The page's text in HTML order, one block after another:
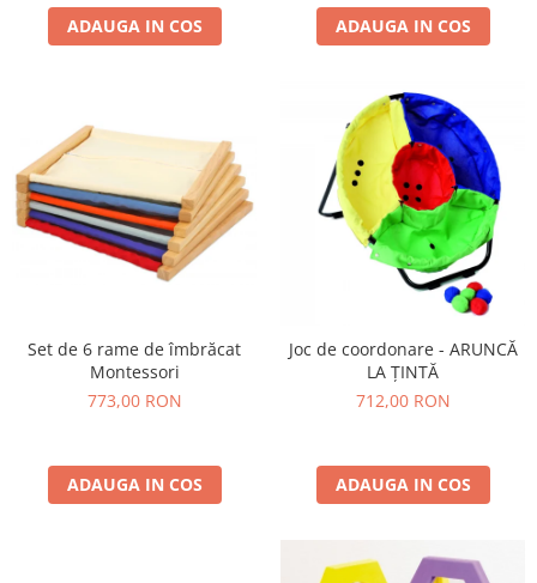
ADAUGA IN COS ADAUGA IN COS
Set de 6 rame de îmbrăcat
Montessori
773,00 RON
ADAUGA IN COS
Joc de coordonare - ARUNCĂ
LA ȚINTĂ
712,00 RON
ADAUGA IN COS